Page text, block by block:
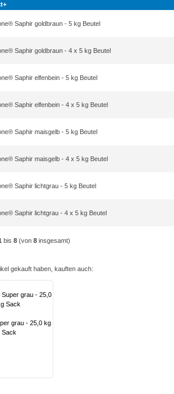
Saphir goldbraun - 5 kg Beutel
Saphir goldbraun - 4 x 5 kg Beutel
Saphir elfenbein - 5 kg Beutel
Saphir elfenbein - 4 x 5 kg Beutel
Saphir maisgelb - 5 kg Beutel
Saphir maisgelb - 4 x 5 kg Beutel
Saphir lichtgrau - 5 kg Beutel
Saphir lichtgrau - 4 x 5 kg Beutel
bis 8 (von 8 insgesamt)
gekauft haben, kauften auch:
grau - 25,0 kg
Sack